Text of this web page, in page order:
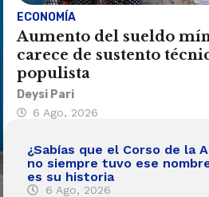
ECONOMÍA
Aumento del sueldo
carece de sustento
populista
Deysi Pari
6 Ago, 2026
¿Sabías que el Corso de la
no siempre tuvo ese
es su historia
6 Ago, 2026